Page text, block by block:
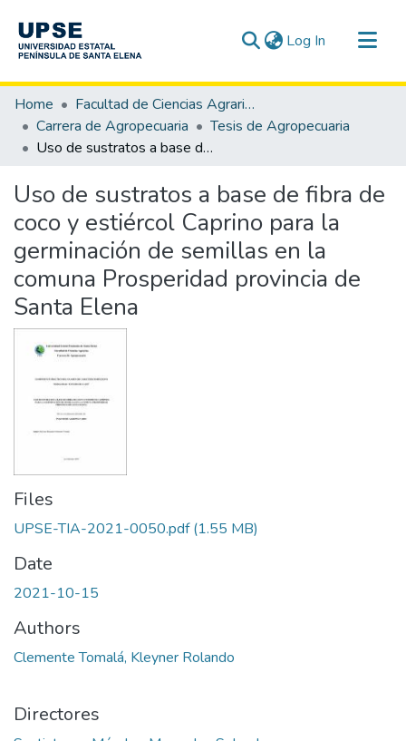
Log In (current)
Communities & Collections
All of DSpace
Statistics
Home
Facultad de Ciencias Agrarias
Carrera de Agropecuaria
Tesis de Agropecuaria
Uso de sustratos a base de fibra de coco y estiércol Caprino para la germinación de semillas en la comuna Prosperidad provincia de Santa Elena
Uso de sustratos a base de fibra de
coco y estiércol Caprino para la
germinación de semillas en la
comuna Prosperidad provincia de
Santa Elena
Files
UPSE-TIA-2021-0050.pdf(1.55 MB)
Date
2021-10-15
Authors
Clemente Tomalá, Kleyner Rolando
Directores